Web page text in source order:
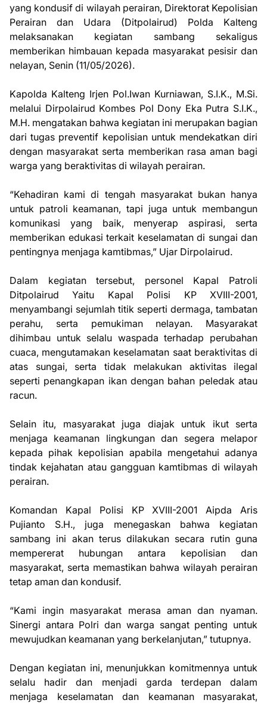
yang kondusif di wilayah perairan, Direktorat Kepolisian
Perairan dan Udara (Ditpolairud) Polda Kalteng
melaksanakan kegiatan sambang sekaligus
memberikan himbauan kepada masyarakat pesisir dan
nelayan, Senin (11/05/2026).
Kapolda Kalteng Irjen Pol.Iwan Kurniawan, S.I.K., M.Si.
melalui Dirpolairud Kombes Pol Dony Eka Putra S.I.K.,
M.H. mengatakan bahwa kegiatan ini merupakan bagian
dari tugas preventif kepolisian untuk mendekatkan diri
dengan masyarakat serta memberikan rasa aman bagi
warga yang beraktivitas di wilayah perairan.
“Kehadiran kami di tengah masyarakat bukan hanya
untuk patroli keamanan, tapi juga untuk membangun
komunikasi yang baik, menyerap aspirasi, serta
memberikan edukasi terkait keselamatan di sungai dan
pentingnya menjaga kamtibmas,” Ujar Dirpolairud.
Dalam kegiatan tersebut, personel Kapal Patroli
Ditpolairud Yaitu Kapal Polisi KP XVIII-2001,
menyambangi sejumlah titik seperti dermaga, tambatan
perahu, serta pemukiman nelayan. Masyarakat
dihimbau untuk selalu waspada terhadap perubahan
cuaca, mengutamakan keselamatan saat beraktivitas di
atas sungai, serta tidak melakukan aktivitas ilegal
seperti penangkapan ikan dengan bahan peledak atau
racun.
Selain itu, masyarakat juga diajak untuk ikut serta
menjaga keamanan lingkungan dan segera melapor
kepada pihak kepolisian apabila mengetahui adanya
tindak kejahatan atau gangguan kamtibmas di wilayah
perairan.
Komandan Kapal Polisi KP XVIII-2001 Aipda Aris
Pujianto S.H., juga menegaskan bahwa kegiatan
sambang ini akan terus dilakukan secara rutin guna
mempererat hubungan antara kepolisian dan
masyarakat, serta memastikan bahwa wilayah perairan
tetap aman dan kondusif.
“Kami ingin masyarakat merasa aman dan nyaman.
Sinergi antara Polri dan warga sangat penting untuk
mewujudkan keamanan yang berkelanjutan,” tutupnya.
Dengan kegiatan ini, menunjukkan komitmennya untuk
selalu hadir dan menjadi garda terdepan dalam
menjaga keselamatan dan keamanan masyarakat,